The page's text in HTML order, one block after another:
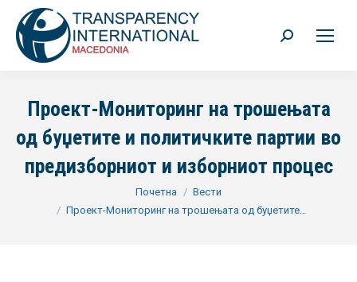
Search:
Проект-Мониторинг на трошењата
од буџетите и политичките партии во
предизборниот и изборниот процес
Почетна
Вести
Проект-Мониторинг на трошењата од буџетите…